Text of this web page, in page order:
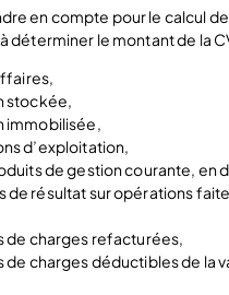
en compte pour le calcul
déterminer le montant de la
stockée,
immobilisée,
d’exploitation,
de gestion courante, en
résultat sur opérations
de charges refacturées,
de charges déductibles de la